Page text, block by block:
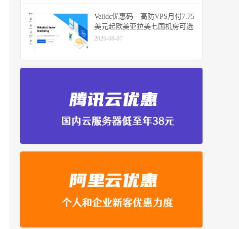
Velidc优惠码 - 高防VPS月付7.75
美元起欧美亚拉美七国机房可选
2026-08-07